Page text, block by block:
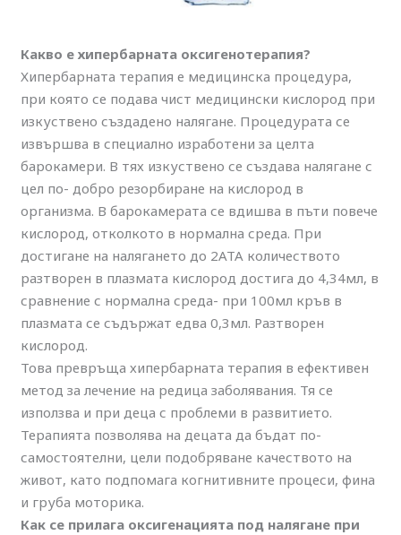
Какво е хипербарната оксигенотерапия?
Хипербарната терапия е медицинска процедура,
при която се подава чист медицински кислород при
изкуствено създадено налягане. Процедурата се
извършва в специално изработени за целта
барокамери. В тях изкуствено се създава налягане с
цел по- добро резорбиране на кислород в
организма. В барокамерата се вдишва в пъти повече
кислород, отколкото в нормална среда. При
достигане на налягането до 2АТА количеството
разтворен в плазмата кислород достига до 4,34мл, в
сравнение с нормална среда- при 100мл кръв в
плазмата се съдържат едва 0,3мл. Разтворен
кислород.
Това превръща хипербарната терапия в ефективен
метод за лечение на редица заболявания. Тя се
използва и при деца с проблеми в развитието.
Терапията позволява на децата да бъдат по-
самостоятелни, цели подобряване качеството на
живот, като подпомага когнитивните процеси, фина
и груба моторика.
Как се прилага оксигенацията под налягане при